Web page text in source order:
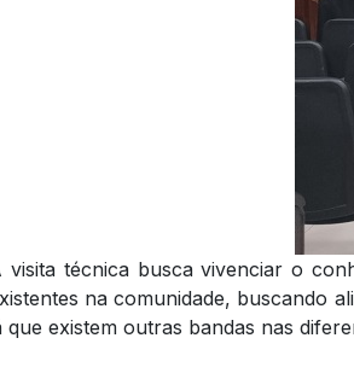
visita técnica busca vivenciar o
na comunidade, buscando
que existem outras bandas nas